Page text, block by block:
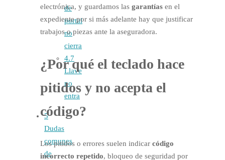
de
portal
no
cierra
4.7
Llave
no
entra
5
Dudas
comunes
de
electrónica, y guardamos las garantías en el
expediente por si más adelante hay que justificar
trabajos o piezas ante la aseguradora.
¿Por qué el teclado hace
pitidos y no acepta el
código?
Los pitidos o errores suelen indicar código
incorrecto repetido, bloqueo de seguridad por